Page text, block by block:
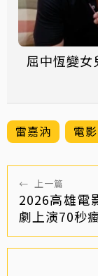
屈中恆變女
雷嘉汭 電影
← 上一篇
2026高雄電
劇上演70秒